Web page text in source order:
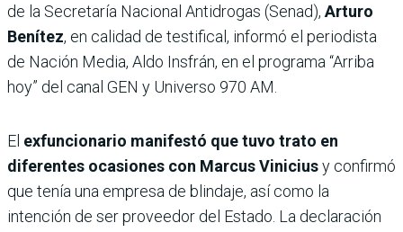
de la Secretaría Nacional Antidrogas (Senad), Arturo
Benítez, en calidad de testifical, informó el periodista
de Nación Media, Aldo Insfrán, en el programa “Arriba
hoy” del canal GEN y Universo 970 AM.
El exfuncionario manifestó que tuvo trato en
diferentes ocasiones con Marcus Viniciusy confirmó
que tenía una empresa de blindaje, así como la
intención de ser proveedor del Estado. La declaración